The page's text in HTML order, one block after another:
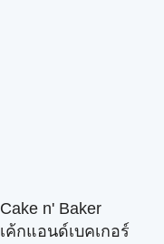
Cake n' Baker
เค้กแอนด์เบคเกอร์